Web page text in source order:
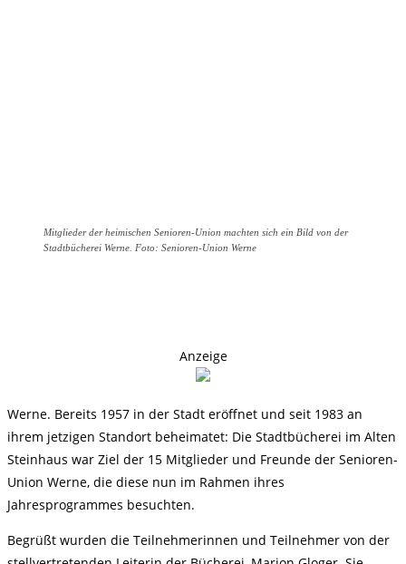
Mitglieder der heimischen Senioren-Union machten sich ein Bild von der
Stadtbücherei Werne. Foto: Senioren-Union Werne
Anzeige
Werne. Bereits 1957 in der Stadt eröffnet und seit 1983 an
ihrem jetzigen Standort beheimatet: Die Stadtbücherei im Alten
Steinhaus war Ziel der 15 Mitglieder und Freunde der Senioren-
Union Werne, die diese nun im Rahmen ihres
Jahresprogrammes besuchten.
Begrüßt wurden die Teilnehmerinnen und Teilnehmer von der